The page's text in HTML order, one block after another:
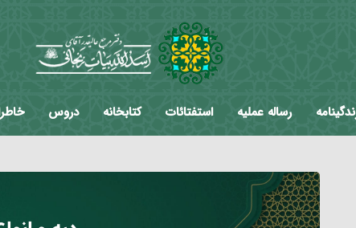
رساله عملیه استفتائات کتابخانه دروس